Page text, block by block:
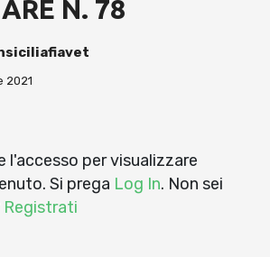
N. 78
2021
l'accesso per visualizzare
Si prega Log In. Non sei
Registrati